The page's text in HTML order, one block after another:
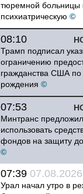
тюремной больницы
психиатрическую ©
08:10
Трамп подписал
ограничению
гражданства США по
рождения ©
07:53
Минтранс предложил
использовать
фондов на защиту
©
07:39 07.08.2026
Урал начал утро в